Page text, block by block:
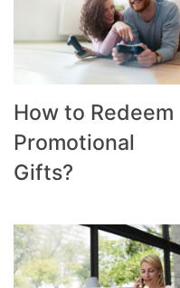
How to Redeem
Promotional
Gifts?